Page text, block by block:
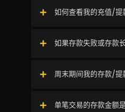
如何查看我的充值/提
如果存款失败或存款
周末期间我的存款/提
单笔交易的存款金额